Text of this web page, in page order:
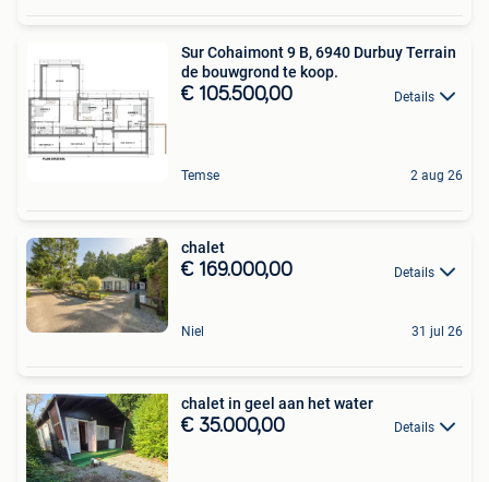
Sur Cohaimont 9 B, 6940 Durbuy Terrain
de bouwgrond te koop.
€ 105.500,00 Details
Temse 2 aug 26
chalet
€ 169.000,00 Details
Niel 31 jul 26
chalet in geel aan het water
€ 35.000,00 Details